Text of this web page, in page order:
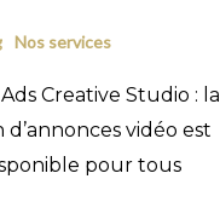
Nos services
Creative Studio : la
d’annonces vidéo est
pour tous